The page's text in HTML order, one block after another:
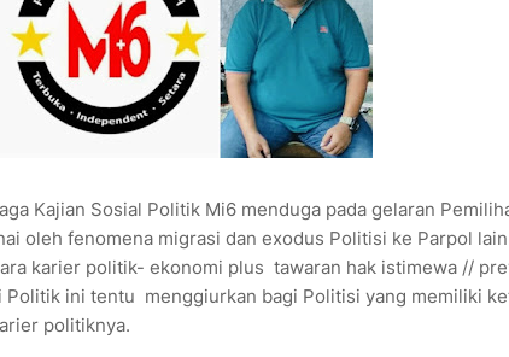
Kajian Sosial Politik Mi6 menduga pada gelaran
oleh fenomena migrasi dan exodus Politisi ke Parpol
karier politik- ekonomi plus tawaran hak istimewa //
Politik ini tentu menggiurkan bagi Politisi yang memiliki
politiknya.